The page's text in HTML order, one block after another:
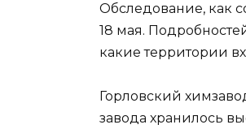
Обследование, как
18 мая.
какие территории
Горловский
завода хранилось